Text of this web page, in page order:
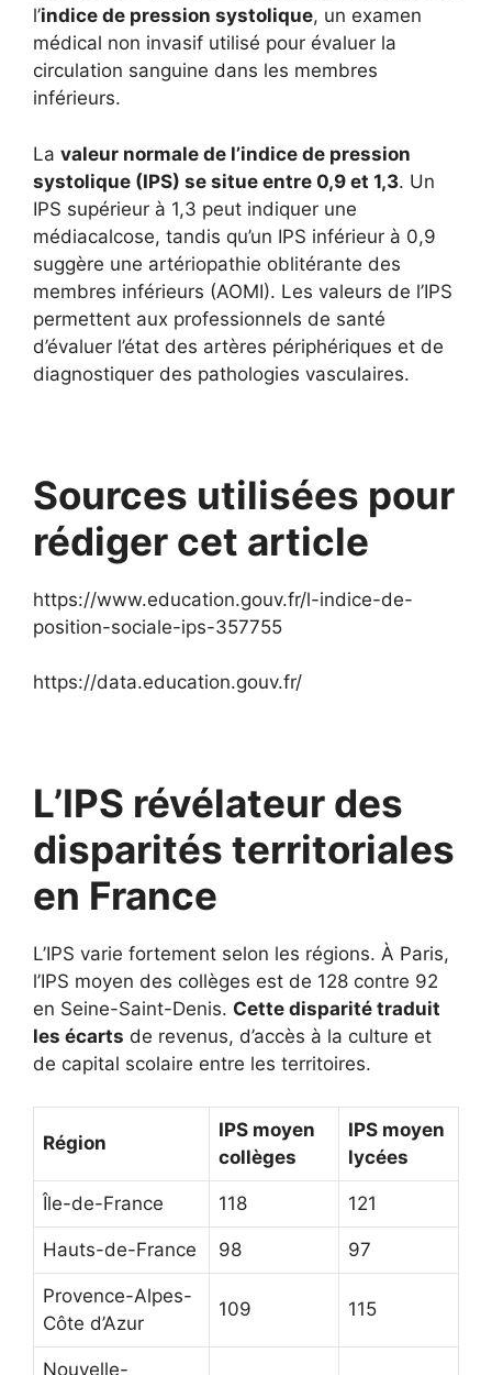
l’indice de pression systolique, un examen
médical non invasif utilisé pour évaluer la
circulation sanguine dans les membres
inférieurs.
La valeur normale de l’indice de pression
systolique (IPS) se situe entre 0,9 et 1,3. Un
IPS supérieur à 1,3 peut indiquer une
médiacalcose, tandis qu’un IPS inférieur à 0,9
suggère une artériopathie oblitérante des
membres inférieurs (AOMI). Les valeurs de l’IPS
permettent aux professionnels de santé
d’évaluer l’état des artères périphériques et de
diagnostiquer des pathologies vasculaires.
Sources utilisées pour
rédiger cet article
https://www.education.gouv.fr/l-indice-de-
position-sociale-ips-357755
https://data.education.gouv.fr/
L’IPS révélateur des
disparités territoriales
en France
L’IPS varie fortement selon les régions. À Paris,
l’IPS moyen des collèges est de 128 contre 92
en Seine-Saint-Denis. Cette disparité traduit
les écarts de revenus, d’accès à la culture et
de capital scolaire entre les territoires.
Région
IPS moyen
collèges
IPS moyen
lycées
Île-de-France 118 121
Hauts-de-France 98 97
Provence-Alpes-
Côte d’Azur
109 115
Nouvelle-